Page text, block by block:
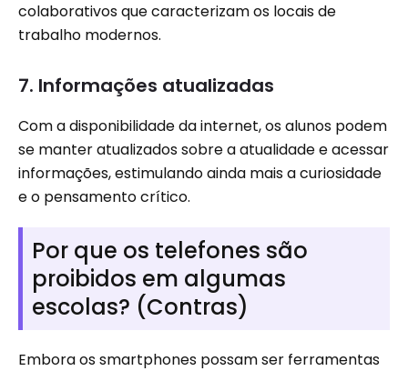
colaborativos que caracterizam os locais de
trabalho modernos.
7. Informações atualizadas
Com a disponibilidade da internet, os alunos podem
se manter atualizados sobre a atualidade e acessar
informações, estimulando ainda mais a curiosidade
e o pensamento crítico.
Por que os telefones são
proibidos em algumas
escolas? (Contras)
Embora os smartphones possam ser ferramentas